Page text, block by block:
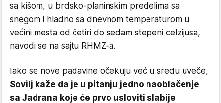
sa kišom, u brdsko-planinskim predelima sa
snegom i hladno sa dnevnom temperaturom u
većini mesta od četiri do sedam stepeni celzijusa,
navodi se na sajtu RHMZ-a.
Iako se nove padavine očekuju već u sredu uveče,
Sovilj kaže da je u pitanju jedno naoblačenje
sa Jadrana koje će prvo usloviti slabije